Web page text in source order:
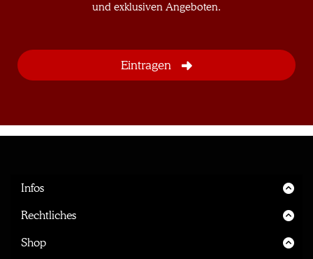
und exklusiven Angeboten.
Infos
Startseite
Über mich
Rechtliches
Impressum
Shop